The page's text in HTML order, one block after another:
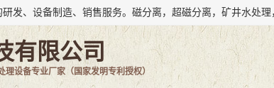
有限公司
设备专业厂家（国家发明专利授权）